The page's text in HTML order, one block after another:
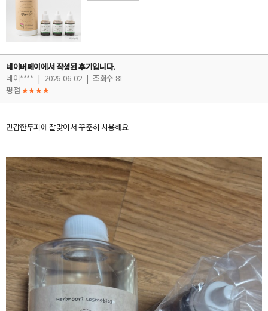
네이버페이에서 작성된 후기입니다.
네이**** | 2026-06-02 | 조회수 81
평점 ★★★★
민감한두피에 잘맞아서 꾸준히 사용해요